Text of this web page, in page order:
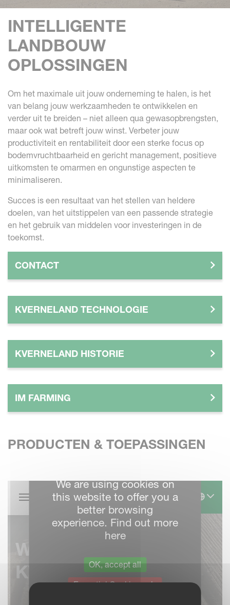
INTELLIGENTE
LANDBOUW
OPLOSSINGEN
Om het maximale uit jouw onderneming te halen, is het
van belang jouw werkzaamheden te ontwikkelen en
verder uit te breiden – niet alleen qua gewasopbrengsten,
maar ook wat betreft jouw winst. Verbeter jouw
productiviteit en rentabiliteit door een sterke focus op
bodemvruchtbaarheid en gericht management, positieve
uitkomsten te omarmen en ongunstige aspecten te
minimaliseren.
Succes is een resultaat van het stellen van heldere
doelen, van het uitstippelen van een passende strategie
en het gebruik van middelen voor investeringen in de
toekomst.
CONTACT
KVERNELAND TECHNOLOGIE
KVERNELAND HISTORIE
IM FARMING
PRODUCTEN & TOEPASSINGEN